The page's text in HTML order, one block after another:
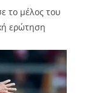
το μέλος του
ερώτηση